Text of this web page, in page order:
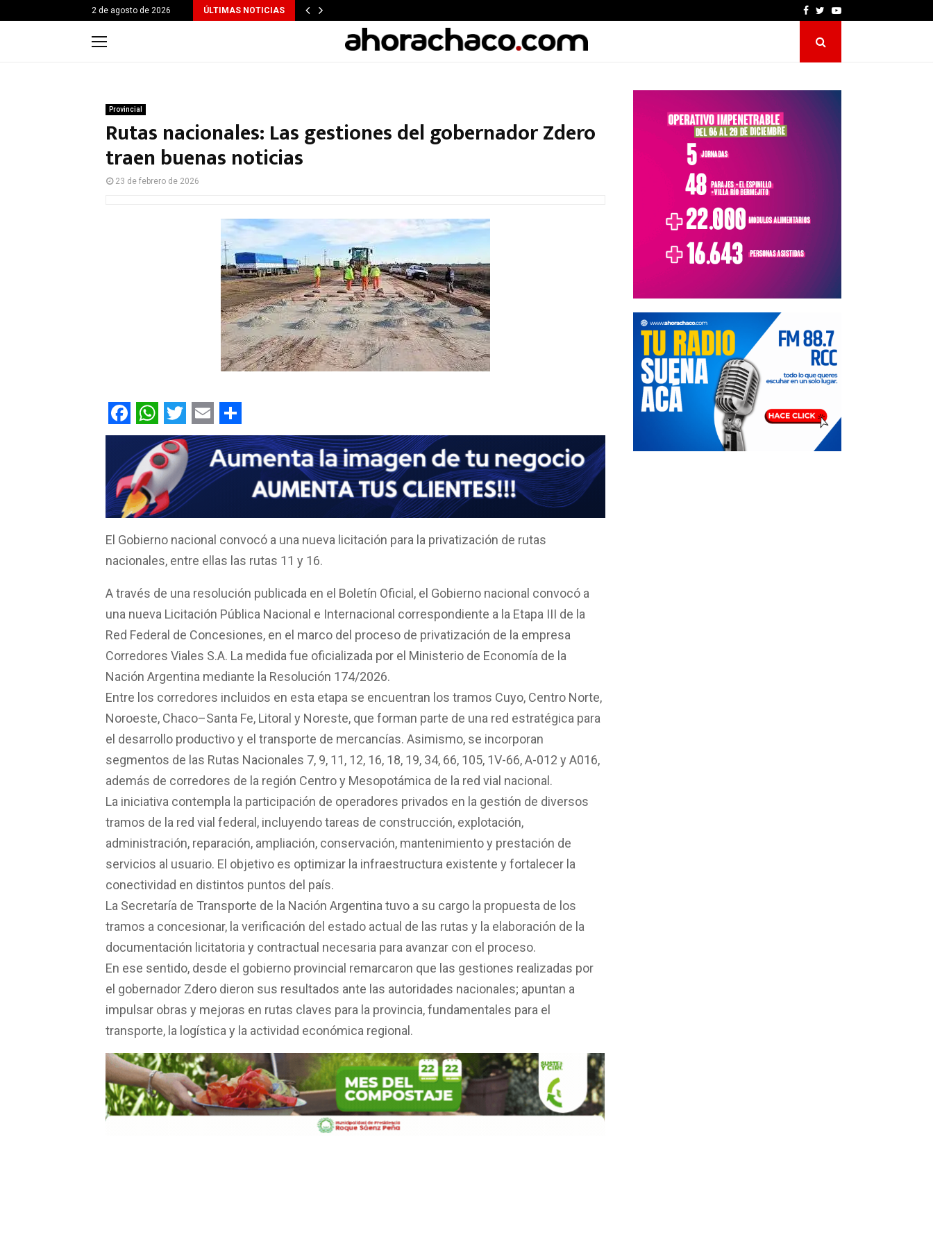
2 de agosto de 2026 ÚLTIMAS NOTICIAS Facebook
TwitterYoutube
Provincial
Rutas nacionales: Las gestiones del gobernador Zdero
traen buenas noticias
23 de febrero de 2026
F
c
e
b
o
o
k
W
h
a
t
s
A
p
p
T
w
i
t
t
e
r
E
m
a
i
l
C
o
m
a
r
t
i
r
El Gobierno nacional convocó a una nueva licitación para la privatización de rutas
nacionales, entre ellas las rutas 11 y 16.
A través de una resolución publicada en el Boletín Oficial, el Gobierno nacional convocó a
una nueva Licitación Pública Nacional e Internacional correspondiente a la Etapa III de la
Red Federal de Concesiones, en el marco del proceso de privatización de la empresa
Corredores Viales S.A. La medida fue oficializada por el Ministerio de Economía de la
Nación Argentina mediante la Resolución 174/2026.
Entre los corredores incluidos en esta etapa se encuentran los tramos Cuyo, Centro Norte,
Noroeste, Chaco–Santa Fe, Litoral y Noreste, que forman parte de una red estratégica para
el desarrollo productivo y el transporte de mercancías. Asimismo, se incorporan
segmentos de las Rutas Nacionales 7, 9, 11, 12, 16, 18, 19, 34, 66, 105, 1V-66, A-012 y A016,
además de corredores de la región Centro y Mesopotámica de la red vial nacional.
La iniciativa contempla la participación de operadores privados en la gestión de diversos
tramos de la red vial federal, incluyendo tareas de construcción, explotación,
administración, reparación, ampliación, conservación, mantenimiento y prestación de
servicios al usuario. El objetivo es optimizar la infraestructura existente y fortalecer la
conectividad en distintos puntos del país.
La Secretaría de Transporte de la Nación Argentina tuvo a su cargo la propuesta de los
tramos a concesionar, la verificación del estado actual de las rutas y la elaboración de la
documentación licitatoria y contractual necesaria para avanzar con el proceso.
En ese sentido, desde el gobierno provincial remarcaron que las gestiones realizadas por
el gobernador Zdero dieron sus resultados ante las autoridades nacionales; apuntan a
impulsar obras y mejoras en rutas claves para la provincia, fundamentales para el
transporte, la logística y la actividad económica regional.